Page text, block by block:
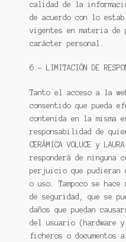
calidad de la
de acuerdo con lo
vigentes en materia de
carácter personal.
6.- LIMITACIÓN DE
Tanto el acceso a la
consentido que pueda
contenida en la misma
responsabilidad de
CERÁMICA VOLUCE y
responderá de ninguna
perjuicio que pudieran
o uso. Tampoco se
de seguridad, que se
daños que puedan
del usuario (hardware
ficheros o documentos